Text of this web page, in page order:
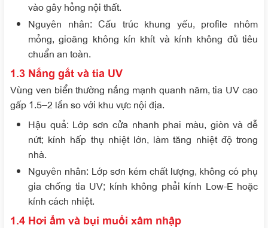
vào gây hỏng nội thất.
Nguyên nhân: Cấu trúc khung yếu, profile nhôm
mỏng, gioăng không kín khít và kính không đủ tiêu
chuẩn an toàn.
1.3 Nắng gắt và tia UV
Vùng ven biển thường nắng mạnh quanh năm, tia UV cao
gấp 1.5–2 lần so với khu vực nội địa.
Hậu quả: Lớp sơn cửa nhanh phai màu, giòn và dễ
nứt; kính hấp thụ nhiệt lớn, làm tăng nhiệt độ trong
nhà.
Nguyên nhân: Lớp sơn kém chất lượng, không có phụ
gia chống tia UV; kính không phải kính Low-E hoặc
kính cách nhiệt.
1.4 Hơi ẩm và bụi muối xâm nhập